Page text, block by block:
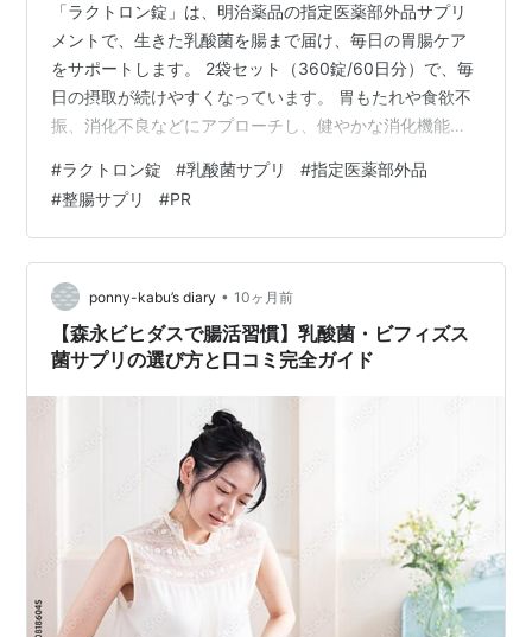
「ラクトロン錠」は、明治薬品の指定医薬部外品サプリ
メントで、生きた乳酸菌を腸まで届け、毎日の胃腸ケア
をサポートします。 2袋セット（360錠/60日分）で、毎
日の摂取が続けやすくなっています。 胃もたれや食欲不
振、消化不良などにアプローチし、健やかな消化機能を
心して毎日摂取可能です。また、シリアルナンバー付き
で品質管理も徹底。 忙しい日々でも手軽に乳酸菌を補給
し、内側からの健康サポートを目指せます。 家族みんな
で続けやすく、胃腸の調子を整えたい方におすすめのサ
プリメントです。 https://amzn.to/3JOslJs
#ラクトロン錠 #乳酸菌サプリ #指定医薬部外品
#整腸サプリ #PR
ponny-kabu’s diary • 10ヶ月前
【森永ビヒダスで腸活習慣】乳酸菌・ビフィズス
菌サプリの選び方と口コミ完全ガイド